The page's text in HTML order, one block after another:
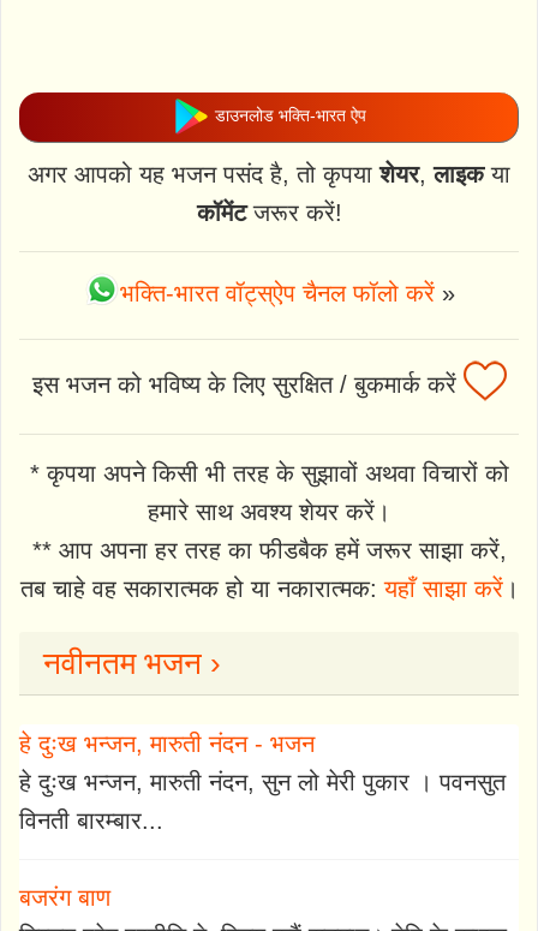
डाउनलोड भक्ति-भारत ऐप
अगर आपको यह भजन पसंद है, तो कृपयाशेयर,लाइकया
कॉमेंटजरूर करें!
भक्ति-भारत वॉट्स्ऐप चैनल फॉलो करें»
इस भजन को भविष्य के लिए सुरक्षित / बुकमार्क करें
* कृपया अपने किसी भी तरह के सुझावों अथवा विचारों को
हमारे साथ अवश्य शेयर करें।
** आप अपना हर तरह का फीडबैक हमें जरूर साझा करें,
तब चाहे वह सकारात्मक हो या नकारात्मक:यहाँ साझा करें।
नवीनतम भजन ›
हे दुःख भन्जन, मारुती नंदन - भजन
हे दुःख भन्जन, मारुती नंदन, सुन लो मेरी पुकार । पवनसुत
विनती बारम्बार...
बजरंग बाण